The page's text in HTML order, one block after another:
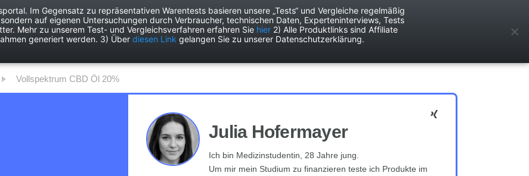
Elektronik Freizeit Garten Haushalt Heimwerken Services
Vollspektrum CBD Öl 20%
Julia Hofermayer
Ich bin Medizinstudentin, 28 Jahre jung.
Um mir mein Studium zu finanzieren teste ich Produkte im
Im Gegensatz zu repräsentativen Warentests basieren unsere „Tests“ und Vergleiche regelmäßig
auf eigenen Untersuchungen durch Verbraucher, technischen Daten, Experteninterviews, Tests
Mehr zu unserem Test- und Vergleichsverfahren erfahren Sie hier 2) Alle Produktlinks sind Affiliate
generiert werden. 3) Überdiesen Link gelangen Sie zu unserer Datenschutzerklärung.